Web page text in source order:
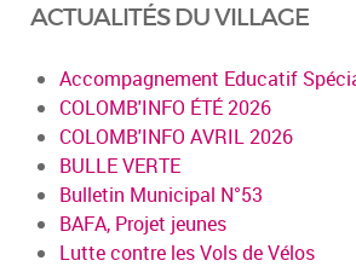
ACTUALITÉS DU VILLAGE
Accompagnement Educatif
COLOMB'INFO ÉTÉ 2026
COLOMB'INFO AVRIL 2026
BULLE VERTE
Bulletin Municipal N°53
BAFA, Projet jeunes
Lutte contre les Vols de Vélos